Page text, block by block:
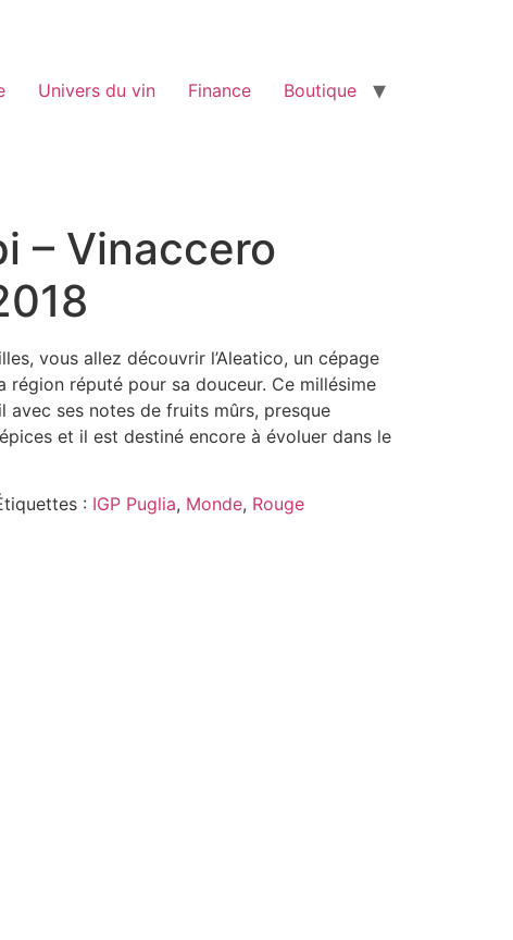
Univers du vin Finance Boutique
– Vinaccero
vous allez découvrir l’Aleatico, un cépage
région réputé pour sa douceur. Ce millésime
avec ses notes de fruits mûrs, presque
et il est destiné encore à évoluer dans le
: IGP Puglia, Monde, Rouge